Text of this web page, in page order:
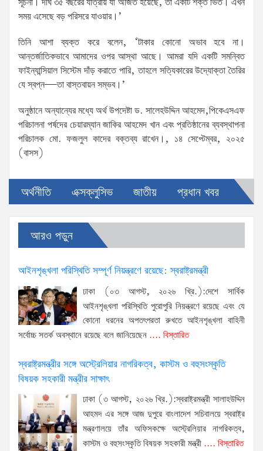
সূচনা। দীর্ঘ ৩৫ বছরের যাত্রায় যা অর্জিত হয়েছে, তা একটি শক্ত ভিত। এখন
সময় এসেছে বড় পরিসরে যাওয়ার।’
তিনি আশা ব্যক্ত করে বলেন, ‘টাকার কোনো অভাব হবে না।
আন্তর্জাতিকভাবে আমাদের ওপর আস্থা আছে। আমরা যদি একটি সমন্বিত
ফাইন্যান্সিয়াল সিস্টেম দাঁড় করাতে পারি, তাহলে সত্যিকারের উদ্যোক্তা তৈরির
যে স্বপ্ন—তা বাস্তবায়ন সম্ভব।’
অনুষ্ঠানে অন্যান্যের মধ্যে অর্থ উপদেষ্টা ড. সালেহউদ্দিন আহমেদ,পিকেএসএফ
পরিচালনা পর্ষদের চেয়ারম্যান জাকির আহমেদ খান এবং প্রতিষ্ঠানের ব্যবস্থাপনা
পরিচালক মো. ফজলুল কাদের বক্তব্য রাখেন।, ১৪ সেপ্টেম্বর, ২০২৫
(বাসস)
অর্থনীতি এক্সক্লুসিভ জাতীয় প্রধান খবর
আরও পড়ুন
আইনশৃঙ্খলা পরিস্থিতি সম্পূর্ণ নিয়ন্ত্রণে রয়েছে: স্বরাষ্ট্রমন্ত্রী
ঢাকা (০৩ আগস্ট, ২০২৬ খ্রি.):দেশে সার্বিক
আইনশৃঙ্খলা পরিস্থিতি পুরোপুরি নিয়ন্ত্রণে রয়েছে এবং যে
কোনো ধরনের অপতৎপরতা রুখতে আইনশৃঙ্খলা বাহিনী
সর্বোচ্চ সতর্ক অবস্থানে রয়েছে বলে জানিয়েছেন .... বিস্তারিত
স্বরাষ্ট্রমন্ত্রীর সঙ্গে অস্ট্রেলিয়ার নাগরিকত্ব, কাস্টম ও বহুসংস্কৃতি
বিষয়ক সহকারী মন্ত্রীর সাক্ষাৎ
ঢাকা (৩ আগস্ট, ২০২৬ খ্রি.):স্বরাষ্ট্রমন্ত্রী সালাহউদ্দিন
আহমদ এর সঙ্গে আজ দুপুরে বাংলাদেশ সচিবালয়ে স্বরাষ্ট্র
মন্ত্রণালয়ে তাঁর অফিসকক্ষে অস্ট্রেলিয়ার নাগরিকত্ব,
কাস্টম ও বহুসংস্কৃতি বিষয়ক সহকারী মন্ত্রী .... বিস্তারিত